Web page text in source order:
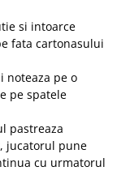
si intoarce
fata cartonasului
noteaza pe o
pe spatele
pastreaza
jucatorul pune
cu urmatorul